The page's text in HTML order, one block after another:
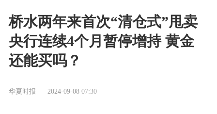
桥水两年来首次“清仓式”甩卖
央行连续4个月暂停增持 黄金
还能买吗？
华夏时报 2024-09-08 07:30